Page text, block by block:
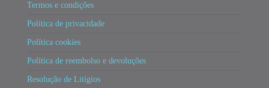
Termos e condições
Política de privacidade
Política cookies
Política de reembolso e devoluções
Resolução de Litígios